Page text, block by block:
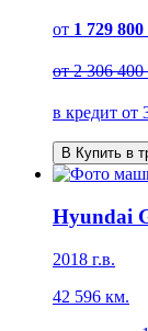
от 1 729 800
от2 306 400
в кредит от
В Купить в
Hyundai
2018 г.в.
42 596 км.